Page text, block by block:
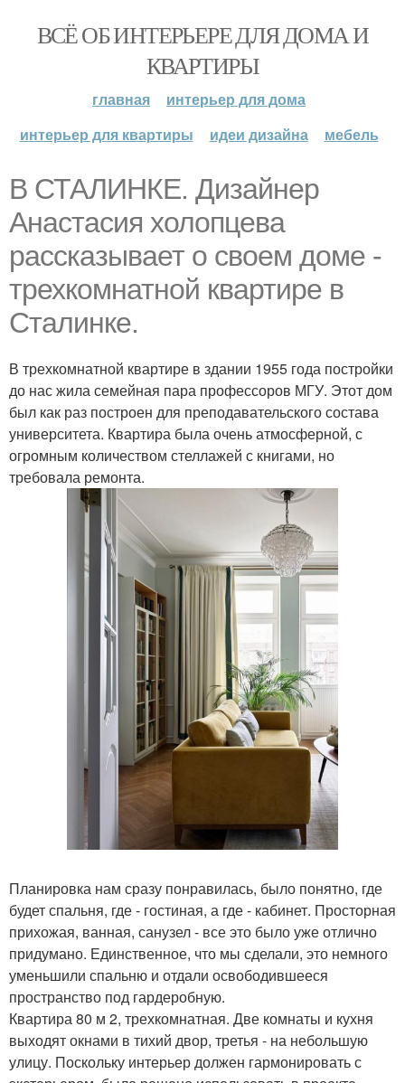
ВСЁ ОБ ИНТЕРЬЕРЕ ДЛЯ ДОМА И
КВАРТИРЫ
главная
интерьер для дома
интерьер для квартиры
идеи дизайна мебель
В СТАЛИНКЕ. Дизайнер
Анастасия холопцева
рассказывает о своем доме -
трехкомнатной квартире в
Сталинке.
В трехкомнатной квартире в здании 1955 года постройки
до нас жила семейная пара профессоров МГУ. Этот дом
был как раз построен для преподавательского состава
университета. Квартира была очень атмосферной, с
огромным количеством стеллажей с книгами, но
требовала ремонта.
Планировка нам сразу понравилась, было понятно, где
будет спальня, где - гостиная, а где - кабинет. Просторная
прихожая, ванная, санузел - все это было уже отлично
придумано. Единственное, что мы сделали, это немного
уменьшили спальню и отдали освободившееся
пространство под гардеробную.
Квартира 80 м 2, трехкомнатная. Две комнаты и кухня
выходят окнами в тихий двор, третья - на небольшую
улицу. Поскольку интерьер должен гармонировать с